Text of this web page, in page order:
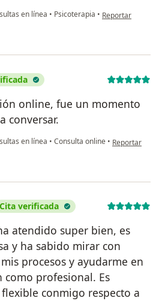
en línea • Psicoterapia • en opinión del
Reportar
online, fue un momento
conversar.
en línea • Consulta online • en opinión del
Reportar
Cita verificada
atendido super bien, es
y ha sabido mirar con
procesos y ayudarme en
como profesional. Es
conmigo respecto a